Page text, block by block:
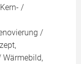
/
/
Wärmebild,